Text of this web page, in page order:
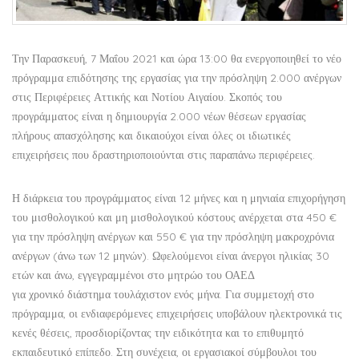
Την Παρασκευή, 7 Μαΐου 2021 και ώρα 13:00 θα ενεργοποιηθεί το νέο
πρόγραμμα επιδότησης της εργασίας για την πρόσληψη 2.000 ανέργων
στις Περιφέρειες Αττικής και Νοτίου Αιγαίου. Σκοπός του
προγράμματος είναι η δημιουργία 2.000 νέων θέσεων εργασίας
πλήρους απασχόλησης και δικαιούχοι είναι όλες οι ιδιωτικές
επιχειρήσεις που δραστηριοποιούνται στις παραπάνω περιφέρειες.
Η διάρκεια του προγράμματος είναι 12 μήνες και η μηνιαία επιχορήγηση
του μισθολογικού και μη μισθολογικού κόστους ανέρχεται στα 450 €
για την πρόσληψη ανέργων και 550 € για την πρόσληψη μακροχρόνια
ανέργων (άνω των 12 μηνών). Ωφελούμενοι είναι άνεργοι ηλικίας 30
ετών και άνω, εγγεγραμμένοι στο μητρώο του ΟΑΕΔ
για χρονικό διάστημα τουλάχιστον ενός μήνα. Για συμμετοχή στο
πρόγραμμα, οι ενδιαφερόμενες επιχειρήσεις υποβάλουν ηλεκτρονικά τις
κενές θέσεις, προσδιορίζοντας την ειδικότητα και το επιθυμητό
εκπαιδευτικό επίπεδο. Στη συνέχεια, οι εργασιακοί σύμβουλοι του